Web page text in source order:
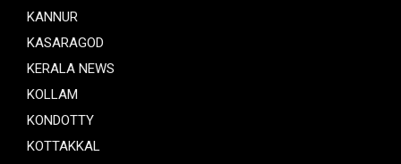
KANNUR
KASARAGOD
KERALA NEWS
KOLLAM
KONDOTTY
KOTTAKKAL